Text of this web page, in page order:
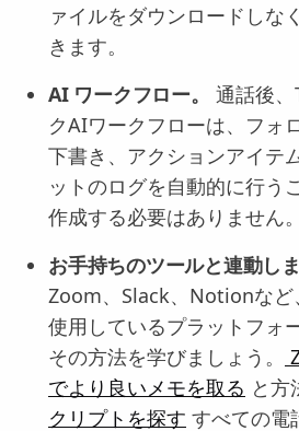
ァイルをダウンロードしな
きます。
AI ワークフロー。
通話後
クAIワークフローは、フォ
下書き、アクションアイテ
ットのログを自動的に行う
作成する必要はありません。
お手持ちのツールと連動しま
Zoom、Slack、Notionなど
使用しているプラットフォ
その方法を学びましょう。
でより良いメモを取る と方
クリプトを探す すべての電